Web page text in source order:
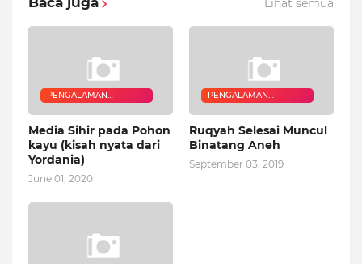
Lihat semua
PENGALAMAN
Media Sihir pada Pohon
kayu (kisah nyata dari
Yordania)
June 01, 2020
PENGALAMAN
Ruqyah Selesai Muncul
Binatang Aneh
September 03, 2019